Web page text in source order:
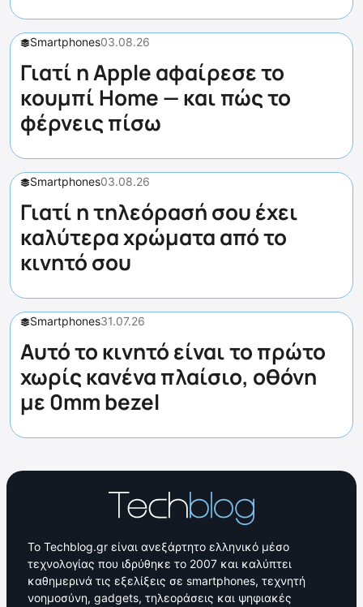
Smartphones03.08.26
Γιατί η Apple αφαίρεσε το
κουμπί Home — και πώς το
φέρνεις πίσω
Smartphones03.08.26
Γιατί η τηλεόρασή σου έχει
καλύτερα χρώματα από το
κινητό σου
Smartphones31.07.26
Αυτό το κινητό είναι το πρώτο
χωρίς κανένα πλαίσιο, οθόνη
με 0mm bezel
Το Techblog.gr είναι ανεξάρτητο ελληνικό μέσο
τεχνολογίας που ιδρύθηκε το 2007 και καλύπτει
καθημερινά τις εξελίξεις σε smartphones, τεχνητή
νοημοσύνη, gadgets, τηλεοράσεις και ψηφιακές